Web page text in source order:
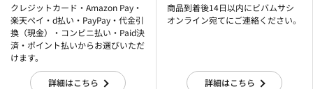
クレジットカード・Amazon Pay・
楽天ぺイ・d払い・PayPay・代金引
換（現金）・コンビニ払い・Paid決
済・ポイント払いからお選びいただ
けます。
詳細はこちら
商品到着後14日以内にビバムサシ
オンライン宛てにご連絡ください。
詳細はこちら